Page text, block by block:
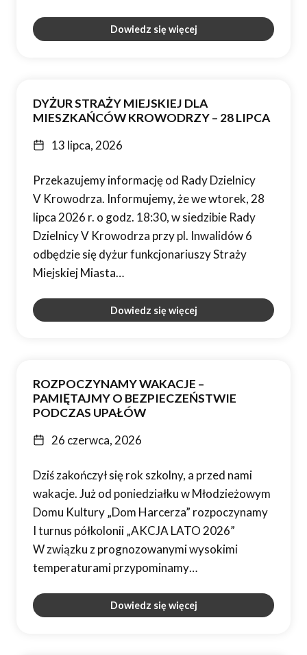
Dowiedz się więcej
DYŻUR STRAŻY MIEJSKIEJ DLA
MIESZKAŃCÓW KROWODRZY – 28 LIPCA
13 lipca, 2026
Przekazujemy informację od Rady Dzielnicy
V Krowodrza. Informujemy, że we wtorek, 28
lipca 2026 r. o godz. 18:30, w siedzibie Rady
Dzielnicy V Krowodrza przy pl. Inwalidów 6
odbędzie się dyżur funkcjonariuszy Straży
Miejskiej Miasta…
Dowiedz się więcej
ROZPOCZYNAMY WAKACJE –
PAMIĘTAJMY O BEZPIECZEŃSTWIE
PODCZAS UPAŁÓW
26 czerwca, 2026
Dziś zakończył się rok szkolny, a przed nami
wakacje. Już od poniedziałku w Młodzieżowym
Domu Kultury „Dom Harcerza” rozpoczynamy
I turnus półkolonii „AKCJA LATO 2026”
W związku z prognozowanymi wysokimi
temperaturami przypominamy…
Dowiedz się więcej